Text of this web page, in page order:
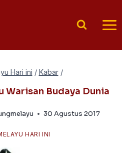
Hari ini / Kabar /
Warisan Budaya Dunia
30 Agustus 2017
HARI INI